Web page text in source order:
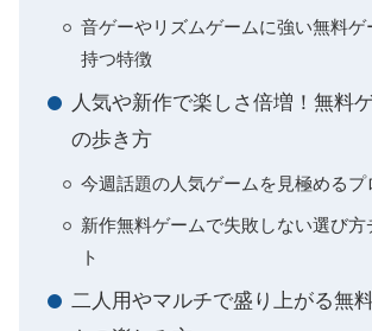
音ゲーやリズムゲームに強い無料ゲ
持つ特徴
人気や新作で楽しさ倍増！無料
の歩き方
今週話題の人気ゲームを見極めるプ
新作無料ゲームで失敗しない選び方
ト
二人用やマルチで盛り上がる無